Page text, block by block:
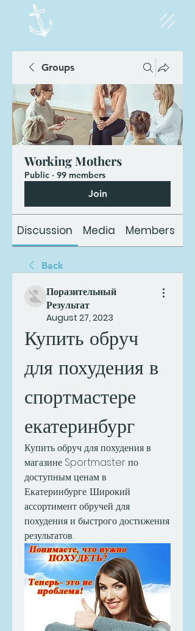
Groups
Working Mothers
Public · 99 members
Join
Discussion Media Members
Back
Поразительный
Результат
August 27, 2023
Купить обруч
для похудения в
спортмастере
екатеринбург
Купить обруч для похудения в
магазине Sportmaster по
доступным ценам в
Екатеринбурге. Широкий
ассортимент обручей для
похудения и быстрого достижения
результатов.